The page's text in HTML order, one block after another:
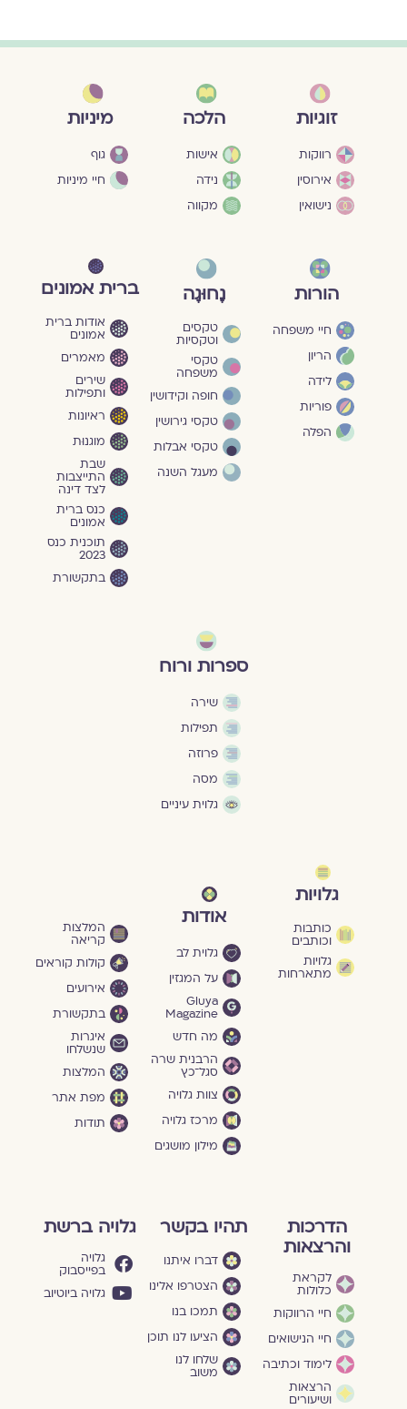
זוגיות
רווקות
אירוסין
נישואין
הלכה
אישות
נידה
מקווה
מיניות
גוף
חיי מיניות
הורות
חיי משפחה
הריון
לידה
פוריות
הפלה
נָחוּגָה
טקסים
וטקסיות
טקסי
משפחה
חופה וקידושין
טקסי גירושין
טקסי אבלות
מעגל השנה
ברית אמונים
אודות ברית
אמונים
מאמרים
שירים
ותפילות
ראיונות
מוגנוּת
שבת
התייצבות
לצד דינה
כנס ברית
אמונים
תוכנית כנס
2023
בתקשורת
ספרות ורוח
שירה
תפילות
פרוזה
מסה
גלוית עיניים
גלויות
כותבות
וכותבים
גלויות
מתארחות
אודות
גלוית לב
על המגזין
Gluya
Magazine
מה חדש
הרבנית שרה
סגל־כץ
צוות גלויה
מרכז גלויה
מילון מושגים
המלצות
קריאה
קולות קוראים
אירועים
בתקשורת
איגרות
שנשלחו
המלצות
מפת אתר
תודות
הדרכות
והרצאות
לקראת
כלולות
חיי הרווקות
חיי הנישואים
לימוד וכתיבה
הרצאות
ושיעורים
תהיו בקשר
דברו איתנו
הצטרפו אלינו
תמכו בנו
הציעו לנו תוכן
שלחו לנו
משוב
גלויה ברשת
גלויה
בפייסבוק
גלויה ביוטיוב